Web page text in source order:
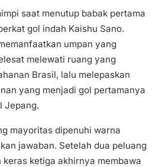
saat menutup babak pertama
gol indah Kaishu Sano.
umpan yang
melewati ruang yang
Brasil, lalu melepaskan
yang menjadi gol pertamanya
Jepang.
mayoritas dipenuhi warna
jawaban. Setelah dua peluang
ketiga akhirnya membawa